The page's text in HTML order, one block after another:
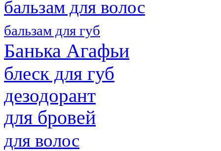
бальзам для волос
бальзам для губ
Банька Агафьи
блеск для губ
дезодорант
для бровей
для волос